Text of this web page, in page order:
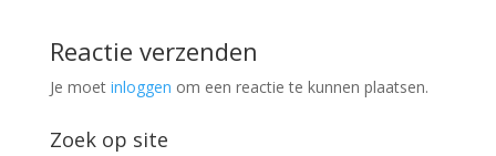
Reactie verzenden
Je moet inloggen om een reactie te kunnen plaatsen.
Zoek op site